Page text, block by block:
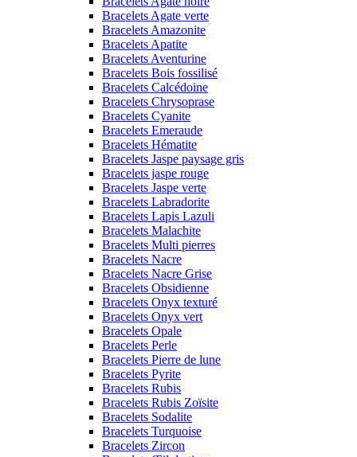
Bracelets Agate verte
Bracelets Amazonite
Bracelets Apatite
Bracelets Aventurine
Bracelets Bois fossilisé
Bracelets Calcédoine
Bracelets Chrysoprase
Bracelets Cyanite
Bracelets Emeraude
Bracelets Hématite
Bracelets Jaspe paysage gris
Bracelets jaspe rouge
Bracelets Jaspe verte
Bracelets Labradorite
Bracelets Lapis Lazuli
Bracelets Malachite
Bracelets Multi pierres
Bracelets Nacre
Bracelets Nacre Grise
Bracelets Obsidienne
Bracelets Onyx texturé
Bracelets Onyx vert
Bracelets Opale
Bracelets Perle
Bracelets Pierre de lune
Bracelets Pyrite
Bracelets Rubis
Bracelets Rubis Zoïsite
Bracelets Sodalite
Bracelets Turquoise
Bracelets Zircon